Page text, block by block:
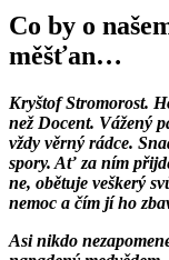
Co by o
měšťan…
Kryštof Stromorost.
než Docent. Vážený
vždy věrný rádce.
spory. Ať za ním
ne, obětuje veškerý
nemoc a čím jí ho
Asi nikdo